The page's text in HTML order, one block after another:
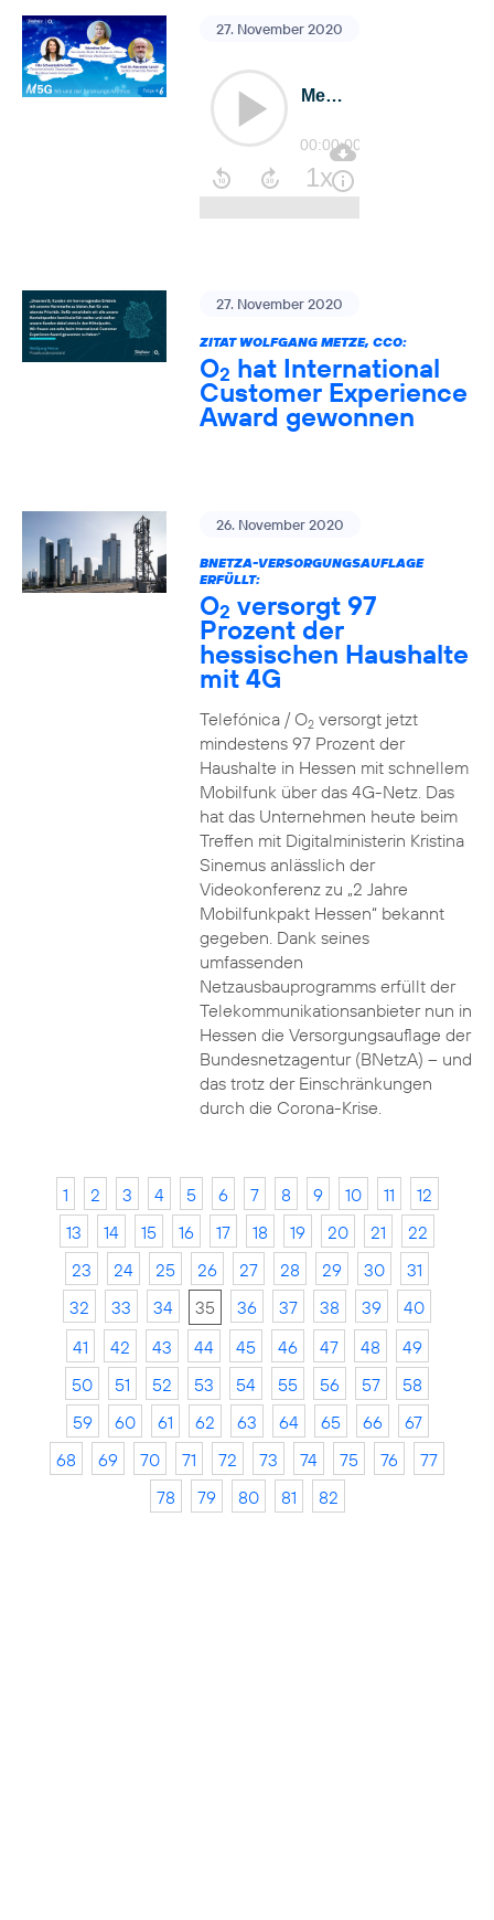
27. November 2020
27. November 2020
ZITAT WOLFGANG METZE, CCO:
O2 hat International
Customer Experience
Award gewonnen
26. November 2020
BNETZA-VERSORGUNGSAUFLAGE
ERFÜLLT:
O2 versorgt 97
Prozent der
hessischen Haushalte
mit 4G
Telefónica / O2versorgt jetzt
mindestens 97 Prozent der
Haushalte in Hessen mit schnellem
Mobilfunk über das 4G-Netz. Das
hat das Unternehmen heute beim
Treffen mit Digitalministerin Kristina
Sinemus anlässlich der
Videokonferenz zu „2 Jahre
Mobilfunkpakt Hessen“ bekannt
gegeben. Dank seines
umfassenden
Netzausbauprogramms erfüllt der
Telekommunikationsanbieter nun in
Hessen die Versorgungsauflage der
Bundesnetzagentur (BNetzA) – und
das trotz der Einschränkungen
durch die Corona-Krise.
1 2 3 4 5 6 7 8 9 10 11
12
13
14 15 16 17 18 19 20 21
22
23
24 25 26 27 28 29 30
31
32
33 34 35 36 37 38 39
40
41
42 43 44 45 46 47 48
49
50
51 52 53 54 55 56 57
58
59
60 61 62 63 64 65 66
67
68
69 70 71 72 73 74 75 76
77
78
79 80 81 82